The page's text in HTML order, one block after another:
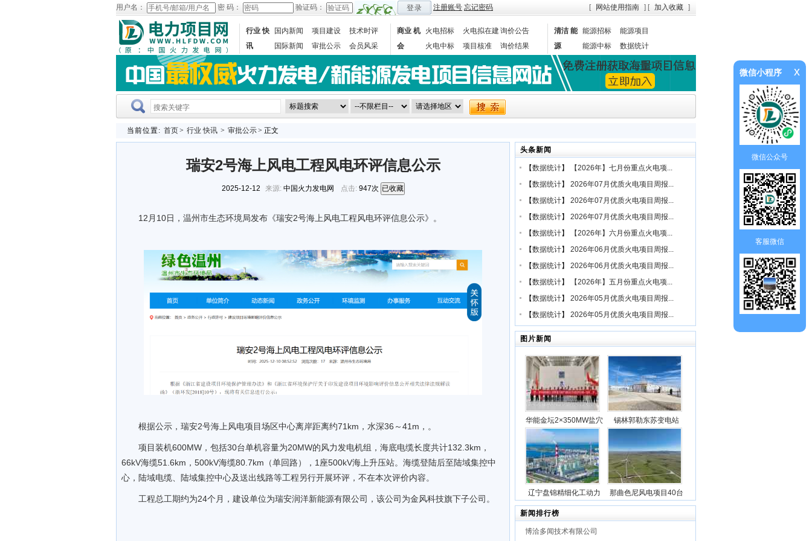
用户名： 密 码： 验证码： 登录 注册账号 忘记密码 [ 网站使用指南 ] [ 加入收藏 ]
行业 快
讯
国内新闻 项目建设
技术时评
国际新闻
审批公示 会员风采
商业 机
会
火电招标 火电拟在建询价公告
火电中标
项目核准
询价结果
清洁 能
源
能源招标
能源项目
能源中标
数据统计
当前位置: 首页> 行业 快讯 > 审批公示> 正文
瑞安2号海上风电工程风电环评信息公示
2025-12-12 来源: 中国火力发电网 点击: 947次 已收藏
12月10日，温州市生态环境局发布《瑞安2号海上风电工程风电环评信息公示》。
根据公示，瑞安2号海上风电项目场区中心离岸距离约71km，水深36～41m，。
项目装机600MW，包括30台单机容量为20MW的风力发电机组，海底电缆长度共计132.3km，
66kV海缆51.6km，500kV海缆80.7km（单回路），1座500kV海上升压站。海缆登陆后至陆域集控中
心，陆域电缆、陆域集控中心及送出线路等工程另行开展环评，不在本次评价内容。
工程总工期约为24个月，建设单位为瑞安润洋新能源有限公司，该公司为金风科技旗下子公司。
头条新闻
【数据统计】
【2026年】七月份重点火电项...
【数据统计】 2026年07月优质火电项目周报...
【数据统计】 2026年07月优质火电项目周报...
【数据统计】 2026年07月优质火电项目周报...
【数据统计】
【2026年】六月份重点火电项...
【数据统计】 2026年06月优质火电项目周报...
【数据统计】 2026年06月优质火电项目周报...
【数据统计】
【2026年】五月份重点火电项...
【数据统计】 2026年05月优质火电项目周报...
【数据统计】 2026年05月优质火电项目周报...
图片新闻
华能金坛2×350MW盐穴
压缩空气储能发电项目2
号机组透平机冲转一次
成功
锡林郭勒东苏变电站
动100万千瓦/400万千瓦
时电源侧储能电站成功
并网
辽宁盘锦精细化工动力
站项目5台锅炉全部点火
成功
那曲色尼风电项目40台
新闻排行榜
博洽多闻技术有限公司
微信小程序 x
微信公众号
客服微信